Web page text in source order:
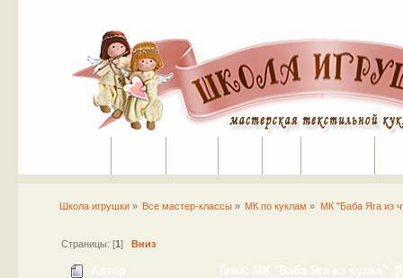
Школа игрушки» Все мастер-классы » МК по куклам » МК "Баба Яга из
Страницы: [1 ] Вниз
Автор Тема: МК "Баба Яга из чулка"